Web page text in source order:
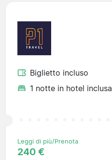
Biglietto incluso
1 notte in hotel inclusa
Leggi di più/Prenota
240 €